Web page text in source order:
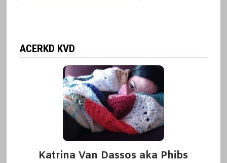
ACERKD KVD
Katrina Van Dassos aka Phibs